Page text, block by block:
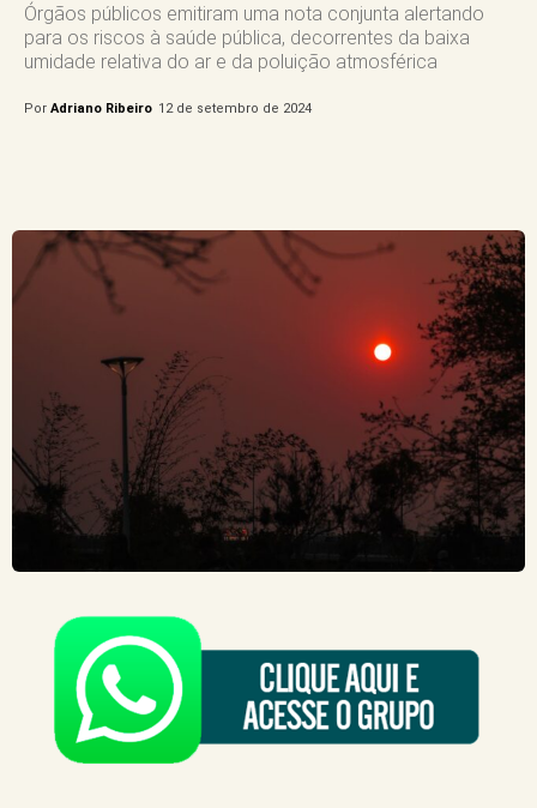
Órgãos públicos emitiram uma nota conjunta alertando
para os riscos à saúde pública, decorrentes da baixa
umidade relativa do ar e da poluição atmosférica
Por Adriano Ribeiro 12 de setembro de 2024